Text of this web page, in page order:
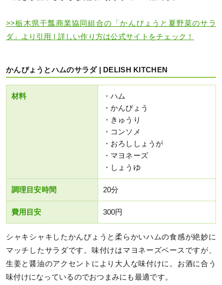
>>栃木県干瓢商業協同組合の「かんぴょうと夏野菜のサラ
ダ」より引用 | 詳しい作り方は公式サイトをチェック！
かんぴょうとハムのサラダ | DELISH KITCHEN
材料
・ハム
・かんぴょう
・きゅうり
・コンソメ
・おろししょうが
・マヨネーズ
・しょうゆ
調理目安時間 20分
費用目安 300円
シャキシャキしたかんぴょうと柔らかいハムの食感が絶妙に
マッチしたサラダです。味付けはマヨネーズベースですが、
生姜と醤油のアクセントにより大人な味付けに。お酒に合う
味付けになっているのでおつまみにも最適です。